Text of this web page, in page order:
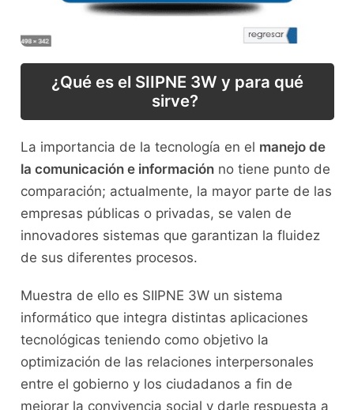
¿Qué es el SIIPNE 3W y para qué
sirve?
La importancia de la tecnología en el manejo de
la comunicación e informaciónno tiene punto de
comparación; actualmente, la mayor parte de las
empresas públicas o privadas, se valen de
innovadores sistemas que garantizan la fluidez
de sus diferentes procesos.
Muestra de ello es SIIPNE 3W un sistema
informático que integra distintas aplicaciones
tecnológicas teniendo como objetivo la
optimización de las relaciones interpersonales
entre el gobierno y los ciudadanos a fin de
mejorar la convivencia social y darle respuesta a